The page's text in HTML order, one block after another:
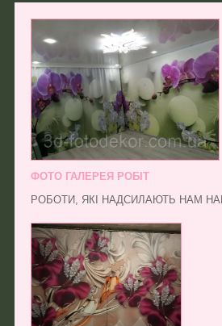
ФОТО ГАЛЕРЕЯ РОБІТ
РОБОТИ, ЯКІ НАДСИЛАЮТЬ НАМ